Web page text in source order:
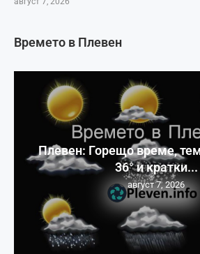
Времето в Плевен
Плевен: Горещо време,
36° и кратки...
август 7, 2026